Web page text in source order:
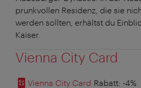
prunkvollen Residenz, die sie
werden sollten, erhältst du
Kaiser.
Vienna City Card
Vienna City Card Rabatt: -4%